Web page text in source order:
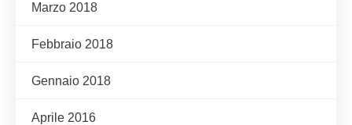
Marzo 2018
Febbraio 2018
Gennaio 2018
Aprile 2016